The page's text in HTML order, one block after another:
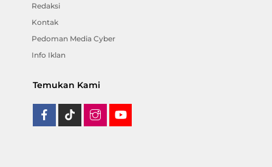
Redaksi
Kontak
Pedoman Media Cyber
Info Iklan
Temukan Kami